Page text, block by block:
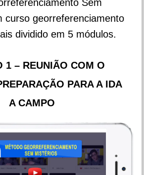
Sem
curso georreferenciamento
dividido em 5 módulos.
1 – REUNIÃO COM O
PARA A IDA
A CAMPO